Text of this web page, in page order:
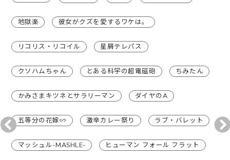
地獄楽 彼女がクズを愛するワケは。
リコリス・リコイル 星屑テレパス
クソハムちゃん とある科学の超電磁砲 ちみたん
かみさまキツネとサラリーマン ダイヤのA
五等分の花嫁∽ 激辛カレー祭り ラブ・バレット
マッシュル-MASHLE- ヒューマン フォール フラット